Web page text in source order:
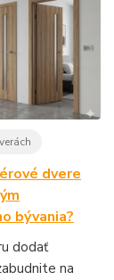
dvere
bývania?
dodať
na